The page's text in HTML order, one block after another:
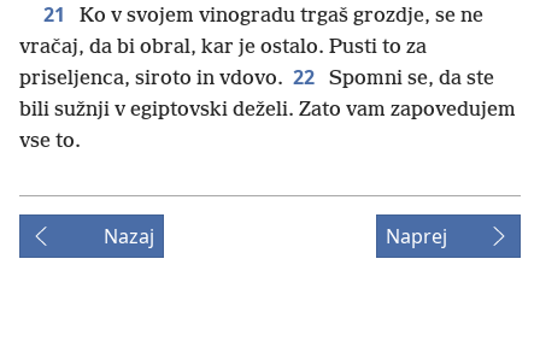
21
Ko v svojem vinogradu trgaš grozdje, se ne
vračaj, da bi obral, kar je ostalo. Pusti to za
priseljenca, siroto in vdovo. 22
Spomni se, da ste
bili sužnji v egiptovski deželi. Zato vam zapovedujem
vse to.
Nazaj Naprej